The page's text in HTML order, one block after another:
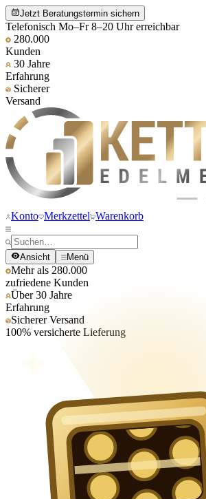
Jetzt Beratungstermin sichern
Telefonisch Mo–Fr 8–20 Uhr erreichbar
280.000
Kunden
30 Jahre
Erfahrung
Sicherer
Versand
Konto Merkzettel Warenkorb
Ansicht Menü
Mehr als 280.000
zufriedene Kunden
Über 30 Jahre
Erfahrung
Sicherer Versand
100% versicherte Lieferung